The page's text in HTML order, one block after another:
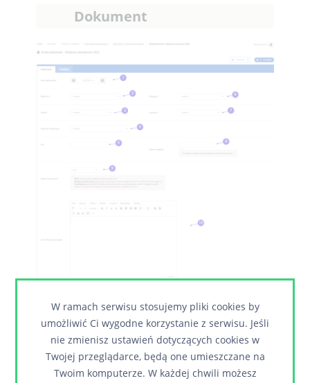
Dokument
1 Pole na datę wydania zewnętrznego.
Lista rozwijana z nazwami odbiorców
wydania zewnętrznego.
Lista rozwijana z danymi pracowników
W ramach serwisu stosujemy pliki cookies by
umożliwić Ci wygodne korzystanie z serwisu. Jeśli
nie zmienisz ustawień dotyczących cookies w
Twojej przeglądarce, będą one umieszczane na
Twoim komputerze. W każdej chwili możesz